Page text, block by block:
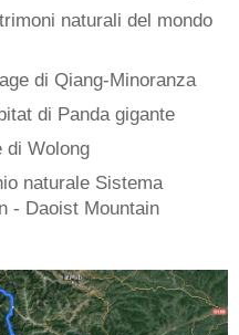
naturali del mondo
di Qiang-Minoranza
di Panda gigante
di Wolong
naturale Sistema
- Daoist Mountain